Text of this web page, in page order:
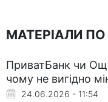
МАТЕРІАЛИ ПО
ПриватБанк чи
чому не вигідно
24.06.2026 - 11:54